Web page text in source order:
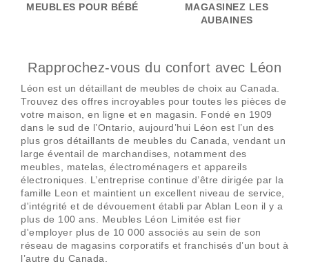
MEUBLES POUR BÉBÉ
MAGASINEZ LES
AUBAINES
Rapprochez-vous du confort avec Léon
Léon est un détaillant de meubles de choix au Canada.
Trouvez des offres incroyables pour toutes les pièces de
votre maison, en ligne et en magasin. Fondé en 1909
dans le sud de l’Ontario, aujourd’hui Léon est l’un des
plus gros détaillants de meubles du Canada, vendant un
large éventail de marchandises, notamment des
meubles, matelas, électroménagers et appareils
électroniques. L’entreprise continue d’être dirigée par la
famille Leon et maintient un excellent niveau de service,
d'intégrité et de dévouement établi par Ablan Leon il y a
plus de 100 ans. Meubles Léon Limitée est fier
d'employer plus de 10 000 associés au sein de son
réseau de magasins corporatifs et franchisés d’un bout à
l’autre du Canada.